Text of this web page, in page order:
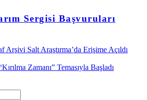
Sergisi Başvuruları
Arşivi Salt Araştırma’da Erişime Açıldı
Zamanı” Temasıyla Başladı